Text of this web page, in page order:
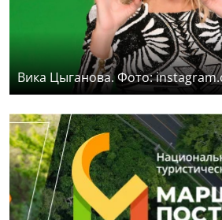
Вика Цыганова. Фото: